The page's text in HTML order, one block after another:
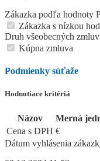
Zákazka podľa hodnoty
Zákazka s nízkou
Druh všeobecných
Kúpna zmluva
Podmienky súťaže
Hodnotiace kritériá
Názov Merná
Cena s DPH €
Dátum vyhlásenia